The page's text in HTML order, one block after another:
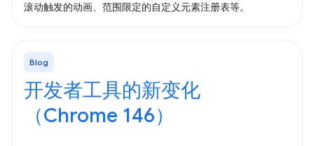
滚动触发的动画、范围限定的自定义元素注册表等。
Blog
开发者工具的新变化
（Chrome 146）